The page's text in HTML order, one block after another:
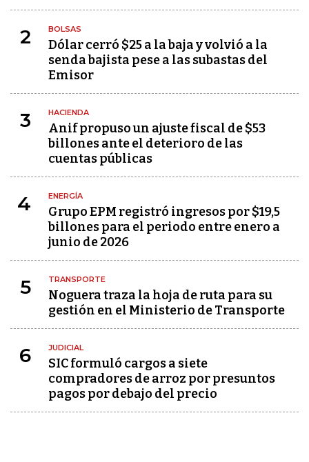
2 BOLSAS
Dólar cerró $25 a la baja y volvió a la
senda bajista pese a las subastas del
Emisor
3 HACIENDA
Anif propuso un ajuste fiscal de $53
billones ante el deterioro de las
cuentas públicas
4 ENERGÍA
Grupo EPM registró ingresos por $19,5
billones para el periodo entre enero a
junio de 2026
5 TRANSPORTE
Noguera traza la hoja de ruta para su
gestión en el Ministerio de Transporte
6 JUDICIAL
SIC formuló cargos a siete
compradores de arroz por presuntos
pagos por debajo del precio